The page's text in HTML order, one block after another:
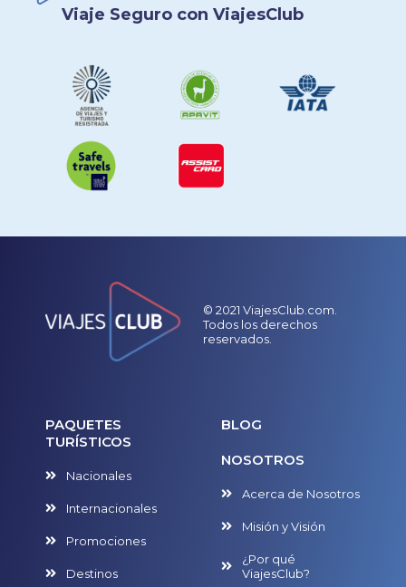
Viaje Seguro con ViajesClub
© 2021 ViajesClub.com.
Todos los derechos
reservados.
PAQUETES
TURÍSTICOS
Nacionales
Internacionales
Promociones
Destinos
BLOG
NOSOTROS
Acerca de Nosotros
Misión y Visión
¿Por qué
ViajesClub?